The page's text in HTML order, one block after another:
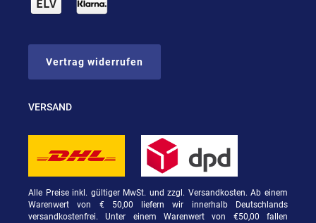
Vertrag widerrufen
VERSAND
Alle Preise inkl. gültiger MwSt. und zzgl. Versandkosten. Ab einem
Warenwert von € 50,00 liefern wir innerhalb Deutschlands
versandkostenfrei. Unter einem Warenwert von €50,00 fallen